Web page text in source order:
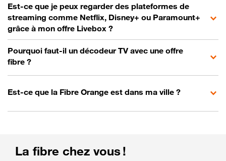
Est-ce que je peux regarder des plateformes de
streaming comme Netflix, Disney+ ou Paramount+
grâce à mon offre Livebox ?
Pourquoi faut-il un décodeur TV avec une offre
fibre ?
Est-ce que la Fibre Orange est dans ma ville ?
La fibre chez vous !